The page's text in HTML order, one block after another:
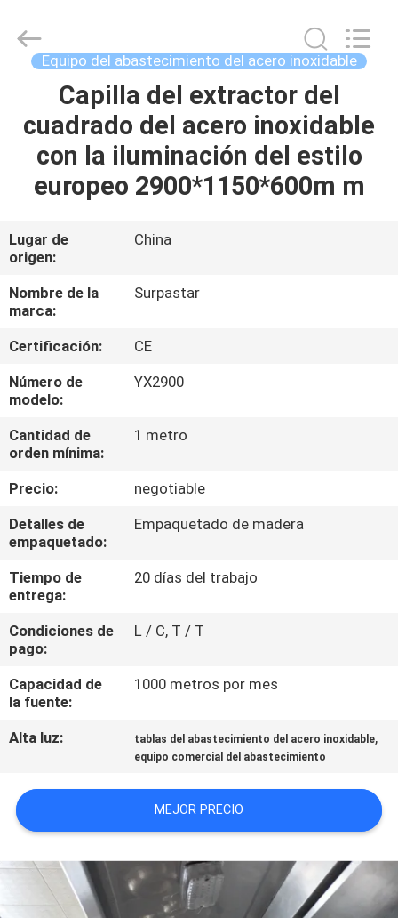
HOGAR
PRODUCTOS
SOBRE
NOSOTROS
VIAJE
DE
LA
FÁBRICA
CONTROL
DE
CALIDAD
EN
CONTACTO
CON
CASOS
VR
Catering
equipments
Equipo del abastecimiento del acero inoxidable
Capilla del extractor del
cuadrado del acero inoxidable
con la iluminación del estilo
europeo 2900*1150*600m m
Lugar de
origen:
China
Nombre de la
marca:
Surpastar
Certificación:
CE
Número de
modelo:
YX2900
Cantidad de
orden mínima:
1 metro
Precio:
negotiable
Detalles de
empaquetado:
Empaquetado de madera
Tiempo de
entrega:
20 días del trabajo
Condiciones de
pago:
L / C, T / T
Capacidad de
la fuente:
1000 metros por mes
Alta luz: tablas del abastecimiento del acero inoxidable,
equipo comercial del abastecimiento
MEJOR PRECIO